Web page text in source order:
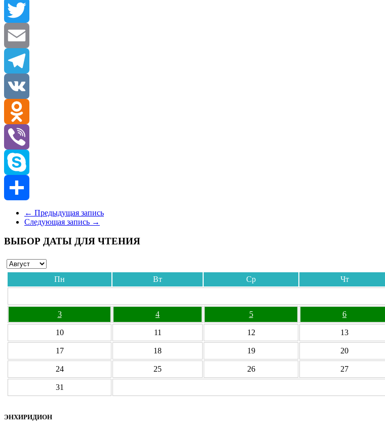
Facebook
Twitter
Email
Telegram
VK
Odnoklassniki
Viber
Skype
Отправить
← Предыдущая запись
Следующая запись →
ВЫБОР ДАТЫ ДЛЯ ЧТЕНИЯ
Пн Вт Ср Чт
3 4 5 6
10 11 12 13
17 18 19 20
24 25 26 27
31
ЭНХИРИДИОН